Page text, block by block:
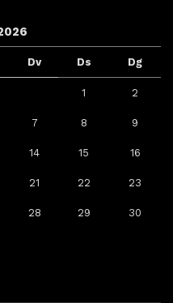
Dv Ds Dg
1 2
7 8 9
14 15 16
21 22 23
28 29 30